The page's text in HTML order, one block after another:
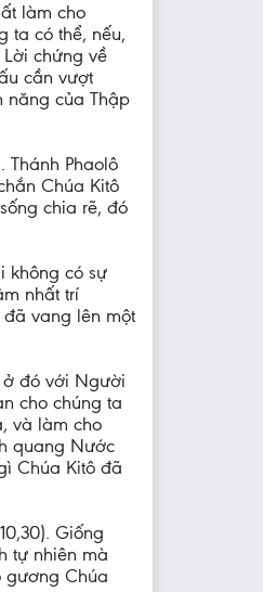
làm cho
ta có thể, nếu,
chứng về
cần vượt
năng của Thập
Thánh Phaolô
Chúa Kitô
chia rẽ, đó
không có sự
nhất trí
đã vang lên một
ở đó với Người
cho chúng ta
và làm cho
quang Nước
Chúa Kitô đã
Giống
tự nhiên mà
gương Chúa